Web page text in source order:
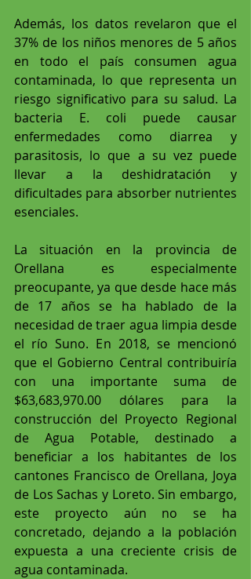
Además, los datos revelaron que el
37% de los niños menores de 5 años
en todo el país consumen agua
contaminada, lo que representa un
riesgo significativo para su salud. La
bacteria E. coli puede causar
enfermedades como diarrea y
parasitosis, lo que a su vez puede
llevar a la deshidratación y
dificultades para absorber nutrientes
esenciales.
La situación en la provincia de
Orellana es especialmente
preocupante, ya que desde hace más
de 17 años se ha hablado de la
necesidad de traer agua limpia desde
el río Suno. En 2018, se mencionó
que el Gobierno Central contribuiría
con una importante suma de
$63,683,970.00 dólares para la
construcción del Proyecto Regional
de Agua Potable, destinado a
beneficiar a los habitantes de los
cantones Francisco de Orellana, Joya
de Los Sachas y Loreto. Sin embargo,
este proyecto aún no se ha
concretado, dejando a la población
expuesta a una creciente crisis de
agua contaminada.